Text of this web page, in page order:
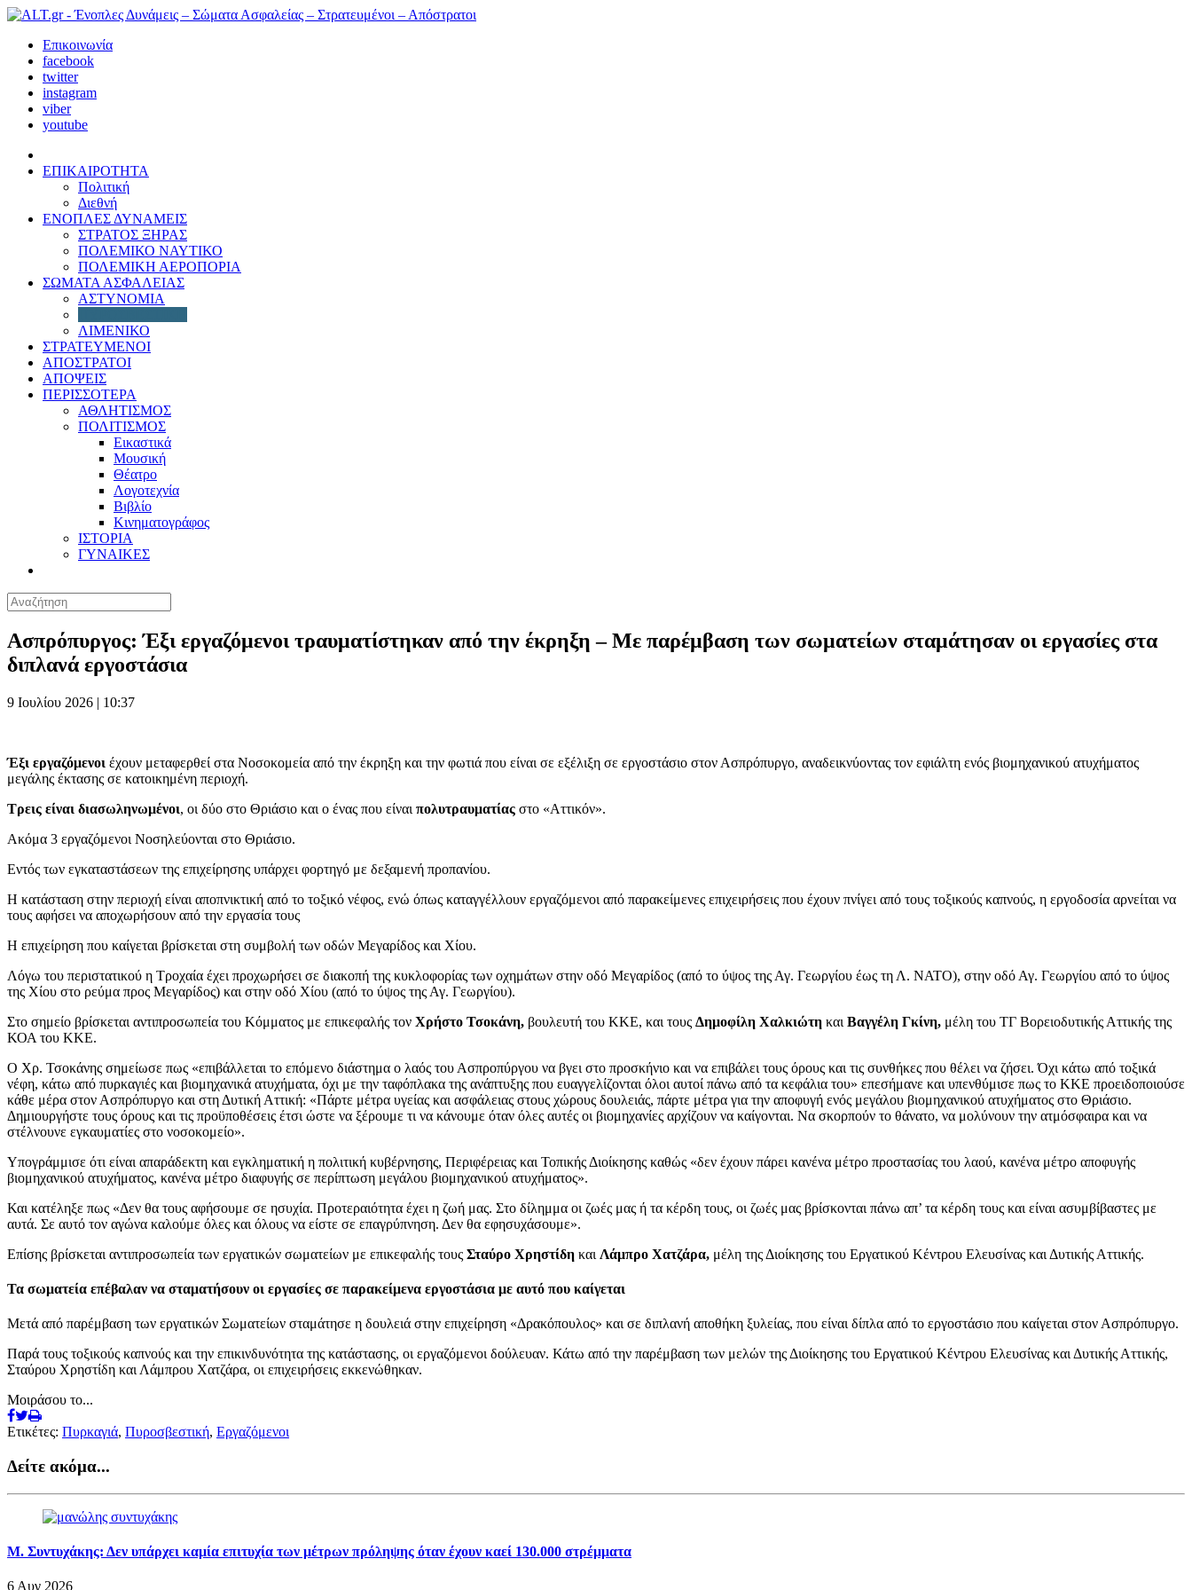
Επικοινωνία
facebook
twitter
instagram
viber
youtube
ΕΠΙΚΑΙΡΟΤΗΤΑ
Πολιτική
Διεθνή
ΕΝΟΠΛΕΣ ΔΥΝΑΜΕΙΣ
ΣΤΡΑΤΟΣ ΞΗΡΑΣ
ΠΟΛΕΜΙΚΟ ΝΑΥΤΙΚΟ
ΠΟΛΕΜΙΚΗ ΑΕΡΟΠΟΡΙΑ
ΣΩΜΑΤΑ ΑΣΦΑΛΕΙΑΣ
ΑΣΤΥΝΟΜΙΑ
ΛΙΜΕΝΙΚΟ
ΣΤΡΑΤΕΥΜΕΝΟΙ
ΑΠΟΣΤΡΑΤΟΙ
ΑΠΟΨΕΙΣ
ΠΕΡΙΣΣΟΤΕΡΑ
ΑΘΛΗΤΙΣΜΟΣ
ΠΟΛΙΤΙΣΜΟΣ
Εικαστικά
Μουσική
Θέατρο
Λογοτεχνία
Βιβλίο
Κινηματογράφος
ΙΣΤΟΡΙΑ
ΓΥΝΑΙΚΕΣ
Ασπρόπυργος: Έξι εργαζόμενοι τραυματίστηκαν από την έκρηξη – Με παρέμβαση των σωματείων σταμάτησαν οι εργασίες στα
διπλανά εργοστάσια
9 Ιουλίου 2026 | 10:37
Έξι εργαζόμενοι έχουν μεταφερθεί στα Νοσοκομεία από την έκρηξη και την φωτιά που είναι σε εξέλιξη σε εργοστάσιο στον Ασπρόπυργο, αναδεικνύοντας τον εφιάλτη ενός βιομηχανικού ατυχήματος
μεγάλης έκτασης σε κατοικημένη περιοχή.
Τρεις είναι διασωληνωμένοι, οι δύο στο Θριάσιο και ο ένας που είναι πολυτραυματίας στο «Αττικόν».
Ακόμα 3 εργαζόμενοι Νοσηλεύονται στο Θριάσιο.
Εντός των εγκαταστάσεων της επιχείρησης υπάρχει φορτηγό με δεξαμενή προπανίου.
Η κατάσταση στην περιοχή είναι αποπνικτική από το τοξικό νέφος, ενώ όπως καταγγέλλουν εργαζόμενοι από παρακείμενες επιχειρήσεις που έχουν πνίγει από τους τοξικούς καπνούς, η εργοδοσία αρνείται να
τους αφήσει να αποχωρήσουν από την εργασία τους
Η επιχείρηση που καίγεται βρίσκεται στη συμβολή των οδών Μεγαρίδος και Χίου.
Λόγω του περιστατικού η Τροχαία έχει προχωρήσει σε διακοπή της κυκλοφορίας των οχημάτων στην οδό Μεγαρίδος (από το ύψος της Αγ. Γεωργίου έως τη Λ. ΝΑΤΟ), στην οδό Αγ. Γεωργίου από το ύψος
της Χίου στο ρεύμα προς Μεγαρίδος) και στην οδό Χίου (από το ύψος της Αγ. Γεωργίου).
Στο σημείο βρίσκεται αντιπροσωπεία του Κόμματος με επικεφαλής τον Χρήστο Τσοκάνη, βουλευτή του ΚΚΕ, και τους Δημοφίλη Χαλκιώτη και Βαγγέλη Γκίνη, μέλη του ΤΓ Βορειοδυτικής Αττικής της
ΚΟΑ του ΚΚΕ.
Ο Χρ. Τσοκάνης σημείωσε πως «επιβάλλεται το επόμενο διάστημα ο λαός του Ασπροπύργου να βγει στο προσκήνιο και να επιβάλει τους όρους και τις συνθήκες που θέλει να ζήσει. Όχι κάτω από τοξικά
νέφη, κάτω από πυρκαγιές και βιομηχανικά ατυχήματα, όχι με την ταφόπλακα της ανάπτυξης που ευαγγελίζονται όλοι αυτοί πάνω από τα κεφάλια του» επεσήμανε και υπενθύμισε πως το ΚΚΕ προειδοποιούσε
κάθε μέρα στον Ασπρόπυργο και στη Δυτική Αττική: «Πάρτε μέτρα υγείας και ασφάλειας στους χώρους δουλειάς, πάρτε μέτρα για την αποφυγή ενός μεγάλου βιομηχανικού ατυχήματος στο Θριάσιο.
Δημιουργήστε τους όρους και τις προϋποθέσεις έτσι ώστε να ξέρουμε τι να κάνουμε όταν όλες αυτές οι βιομηχανίες αρχίζουν να καίγονται. Να σκορπούν το θάνατο, να μολύνουν την ατμόσφαιρα και να
στέλνουνε εγκαυματίες στο νοσοκομείο».
Υπογράμμισε ότι είναι απαράδεκτη και εγκληματική η πολιτική κυβέρνησης, Περιφέρειας και Τοπικής Διοίκησης καθώς «δεν έχουν πάρει κανένα μέτρο προστασίας του λαού, κανένα μέτρο αποφυγής
βιομηχανικού ατυχήματος, κανένα μέτρο διαφυγής σε περίπτωση μεγάλου βιομηχανικού ατυχήματος».
Και κατέληξε πως «Δεν θα τους αφήσουμε σε ησυχία. Προτεραιότητα έχει η ζωή μας. Στο δίλημμα οι ζωές μας ή τα κέρδη τους, οι ζωές μας βρίσκονται πάνω απ’ τα κέρδη τους και είναι ασυμβίβαστες με
αυτά. Σε αυτό τον αγώνα καλούμε όλες και όλους να είστε σε επαγρύπνηση. Δεν θα εφησυχάσουμε».
Επίσης βρίσκεται αντιπροσωπεία των εργατικών σωματείων με επικεφαλής τους Σταύρο Χρηστίδη και Λάμπρο Χατζάρα, μέλη της Διοίκησης του Εργατικού Κέντρου Ελευσίνας και Δυτικής Αττικής.
Τα σωματεία επέβαλαν να σταματήσουν οι εργασίες σε παρακείμενα εργοστάσια με αυτό που καίγεται
Μετά από παρέμβαση των εργατικών Σωματείων σταμάτησε η δουλειά στην επιχείρηση «Δρακόπουλος» και σε διπλανή αποθήκη ξυλείας, που είναι δίπλα από το εργοστάσιο που καίγεται στον Ασπρόπυργο.
Παρά τους τοξικούς καπνούς και την επικινδυνότητα της κατάστασης, οι εργαζόμενοι δούλευαν. Κάτω από την παρέμβαση των μελών της Διοίκησης του Εργατικού Κέντρου Ελευσίνας και Δυτικής Αττικής,
Σταύρου Χρηστίδη και Λάμπρου Χατζάρα, οι επιχειρήσεις εκκενώθηκαν.
Μοιράσου το...
Ετικέτες: Πυρκαγιά, Πυροσβεστική, Εργαζόμενοι
Δείτε ακόμα...
Μ. Συντυχάκης: Δεν υπάρχει καμία επιτυχία των μέτρων πρόληψης όταν έχουν καεί 130.000 στρέμματα
6 Αυγ 2026